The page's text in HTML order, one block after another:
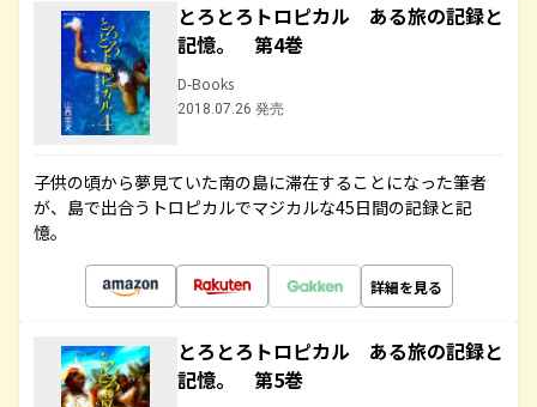
とろとろトロピカル ある旅の記録と
記憶。 第4巻
D-Books
2018.07.26 発売
子供の頃から夢見ていた南の島に滞在することになった筆者
が、島で出合うトロピカルでマジカルな45日間の記録と記
憶。
詳細を見る
とろとろトロピカル ある旅の記録と
記憶。 第5巻